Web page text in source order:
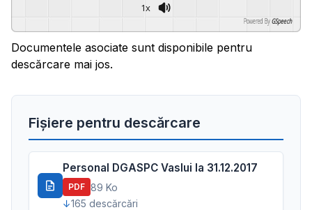
1x
Powered By GSpeech
Documentele asociate sunt disponibile pentru
descărcare mai jos.
Fișiere pentru descărcare
Personal DGASPC Vaslui la 31.12.2017
PDF 89 Ko
165 descărcări